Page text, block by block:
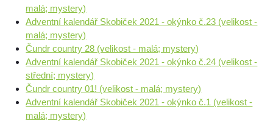
malá; mystery)
Adventní kalendář Skobiček 2021 - okýnko č.23 (velikost -
malá; mystery)
Čundr country 28 (velikost - malá; mystery)
Adventní kalendář Skobiček 2021 - okýnko č.24 (velikost -
střední; mystery)
Čundr country 01! (velikost - malá; mystery)
Adventní kalendář Skobiček 2021 - okýnko č.1 (velikost -
malá; mystery)